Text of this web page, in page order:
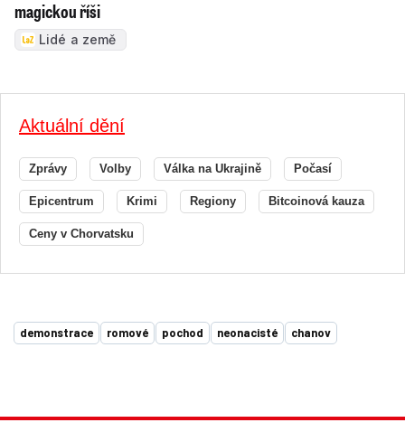
magickou říši
Lidé a země
Aktuální dění
Zprávy Volby Válka na Ukrajině Počasí
Epicentrum Krimi Regiony Bitcoinová kauza
Ceny v Chorvatsku
demonstrace romové pochod neonacisté chanov